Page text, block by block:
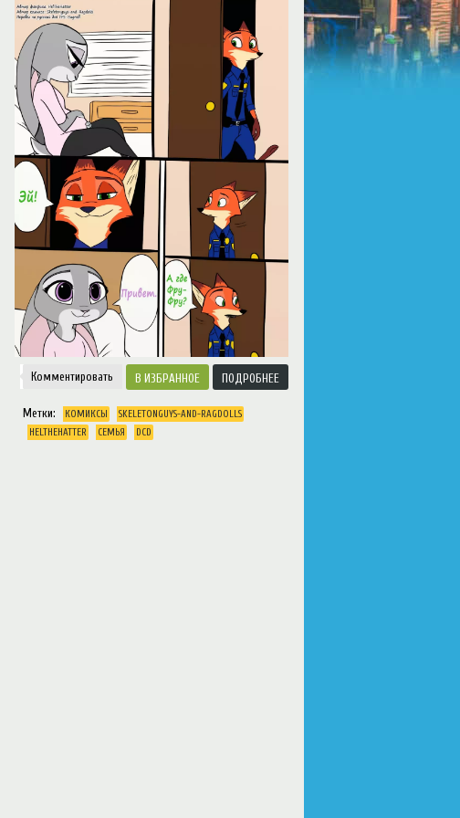
default_component.phpon line
Комментировать ИЗБРАННОЕ ПОДРОБНЕЕ
Метки: КОМИКСЫ
SKELETONGUYS-AND-RAGDOLLS
HELTHEHATTER
СЕМЬЯ DCD